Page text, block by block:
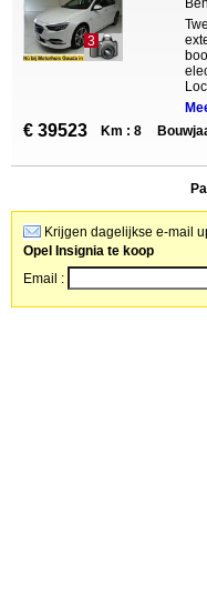
3
€ 39523 Km : 8
Krijgen dagelijkse e-mail
Opel Insignia te koop
Email :